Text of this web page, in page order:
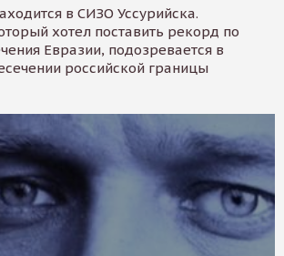
в СИЗО Уссурийска.
хотел поставить рекорд по
Евразии, подозревается в
российской границы